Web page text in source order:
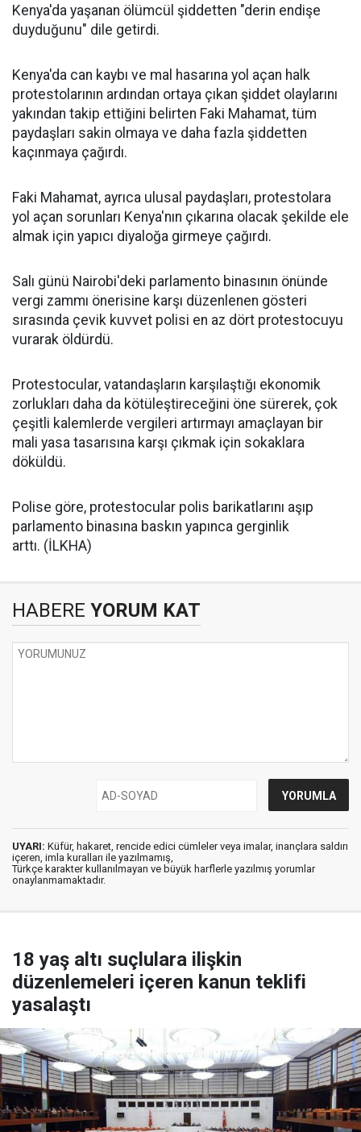
Kenya'da yaşanan ölümcül şiddetten "derin endişe
duyduğunu" dile getirdi.
Kenya'da can kaybı ve mal hasarına yol açan halk
protestolarının ardından ortaya çıkan şiddet olaylarını
yakından takip ettiğini belirten Faki Mahamat, tüm
paydaşları sakin olmaya ve daha fazla şiddetten
kaçınmaya çağırdı.
Faki Mahamat, ayrıca ulusal paydaşları, protestolara
yol açan sorunları Kenya'nın çıkarına olacak şekilde ele
almak için yapıcı diyaloğa girmeye çağırdı.
Salı günü Nairobi'deki parlamento binasının önünde
vergi zammı önerisine karşı düzenlenen gösteri
sırasında çevik kuvvet polisi en az dört protestocuyu
vurarak öldürdü.
Protestocular, vatandaşların karşılaştığı ekonomik
zorlukları daha da kötüleştireceğini öne sürerek, çok
çeşitli kalemlerde vergileri artırmayı amaçlayan bir
mali yasa tasarısına karşı çıkmak için sokaklara
döküldü.
Polise göre, protestocular polis barikatlarını aşıp
parlamento binasına baskın yapınca gerginlik
arttı. (İLKHA)
HABERE YORUM KAT
UYARI: Küfür, hakaret, rencide edici cümleler veya imalar, inançlara saldırı
içeren, imla kuralları ile yazılmamış,
Türkçe karakter kullanılmayan ve büyük harflerle yazılmış yorumlar
onaylanmamaktadır.
18 yaş altı suçlulara ilişkin
düzenlemeleri içeren kanun teklifi
yasalaştı